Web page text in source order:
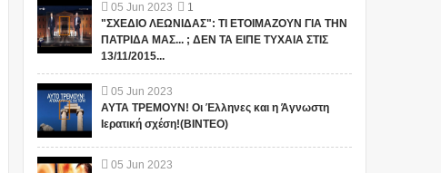
05 Jun 2023
1
"ΣΧΕΔΙΟ ΛΕΩΝΙΔΑΣ": ΤΙ ΕΤΟΙΜΑΖΟΥΝ ΓΙΑ ΤΗΝ
ΠΑΤΡΙΔΑ ΜΑΣ... ; ΔΕΝ ΤΑ ΕΙΠΕ ΤΥΧΑΙΑ ΣΤΙΣ
13/11/2015...
05 Jun 2023
ΑΥΤΑ ΤΡΕΜΟΥΝ! Οι Έλληνες και η Άγνωστη
Ιερατική σχέση!(ΒΙΝΤΕΟ)
05 Jun 2023